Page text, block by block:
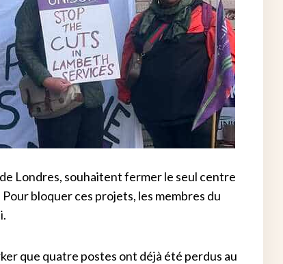
Londres, souhaitent fermer le seul centre
bloquer ces projets, les membres du
que quatre postes ont déjà été perdus au